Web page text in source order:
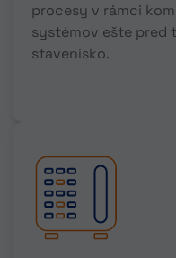
procesy v rámci
systémov ešte pred
stavenisko.